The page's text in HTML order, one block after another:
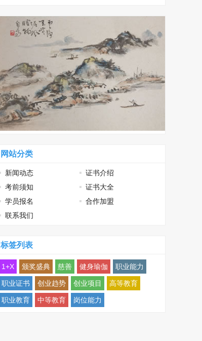
网站分类
新闻动态
证书介绍
考前须知
证书大全
学员报名
合作加盟
联系我们
标签列表
1+X 颁奖盛典 慈善 健身瑜伽 职业能力
职业证书 创业趋势 创业项目 高等教育
职业教育 中等教育 岗位能力